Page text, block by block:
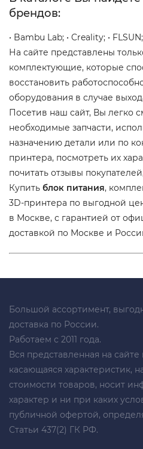
брендов:
• Bambu Lab; • Creality; •
На сайте представлены
комплектующие, которые
восстановить
оборудования в случае
Посетив наш сайт, Вы легко
необходимые запчасти,
назначению детали или по
принтера, посмотреть их
почитать отзывы
Купить блок питания,
3D-принтера по выгодной
в Москве, с гарантией от
доставкой по Москве и
Большой ассортимент,
доставка по России.
Работаем с 2011 года.
Вся представленная на
касающаяся характеристик,
стоимости товаров, носит
характер и ни при каких
публичной офертой,
Статьи 437(2) ГК РФ.